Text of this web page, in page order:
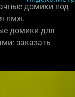
домики под
пмж.
домики для
заказать